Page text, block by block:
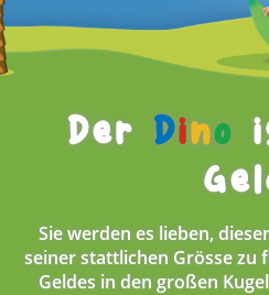
DerDino
Sie werden es lieben,
seiner stattlichen Grösse zu
Geldes in den großen